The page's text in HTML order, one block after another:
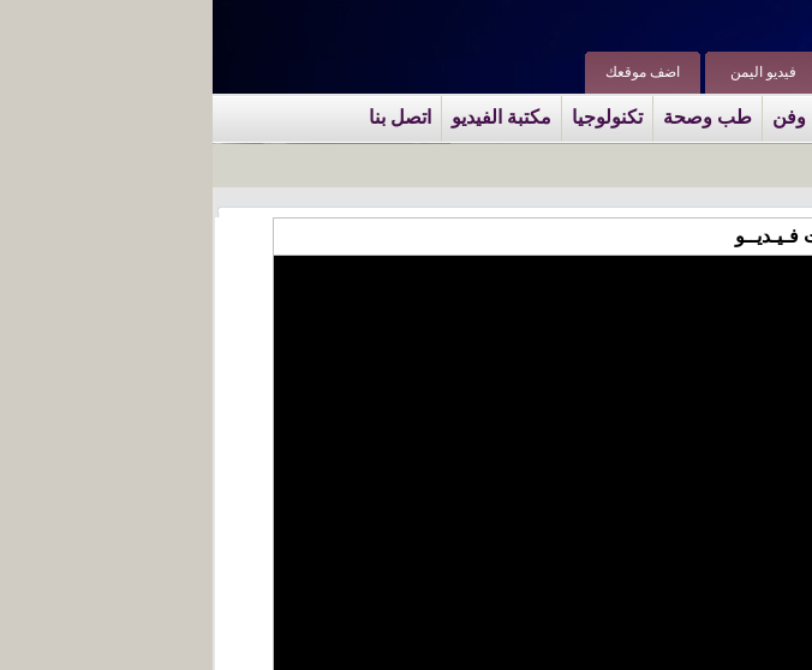
اضف موقعك فيديو اليمن
وفن طب وصحة تكنولوجيا مكتبة الفيديو اتصل بنا